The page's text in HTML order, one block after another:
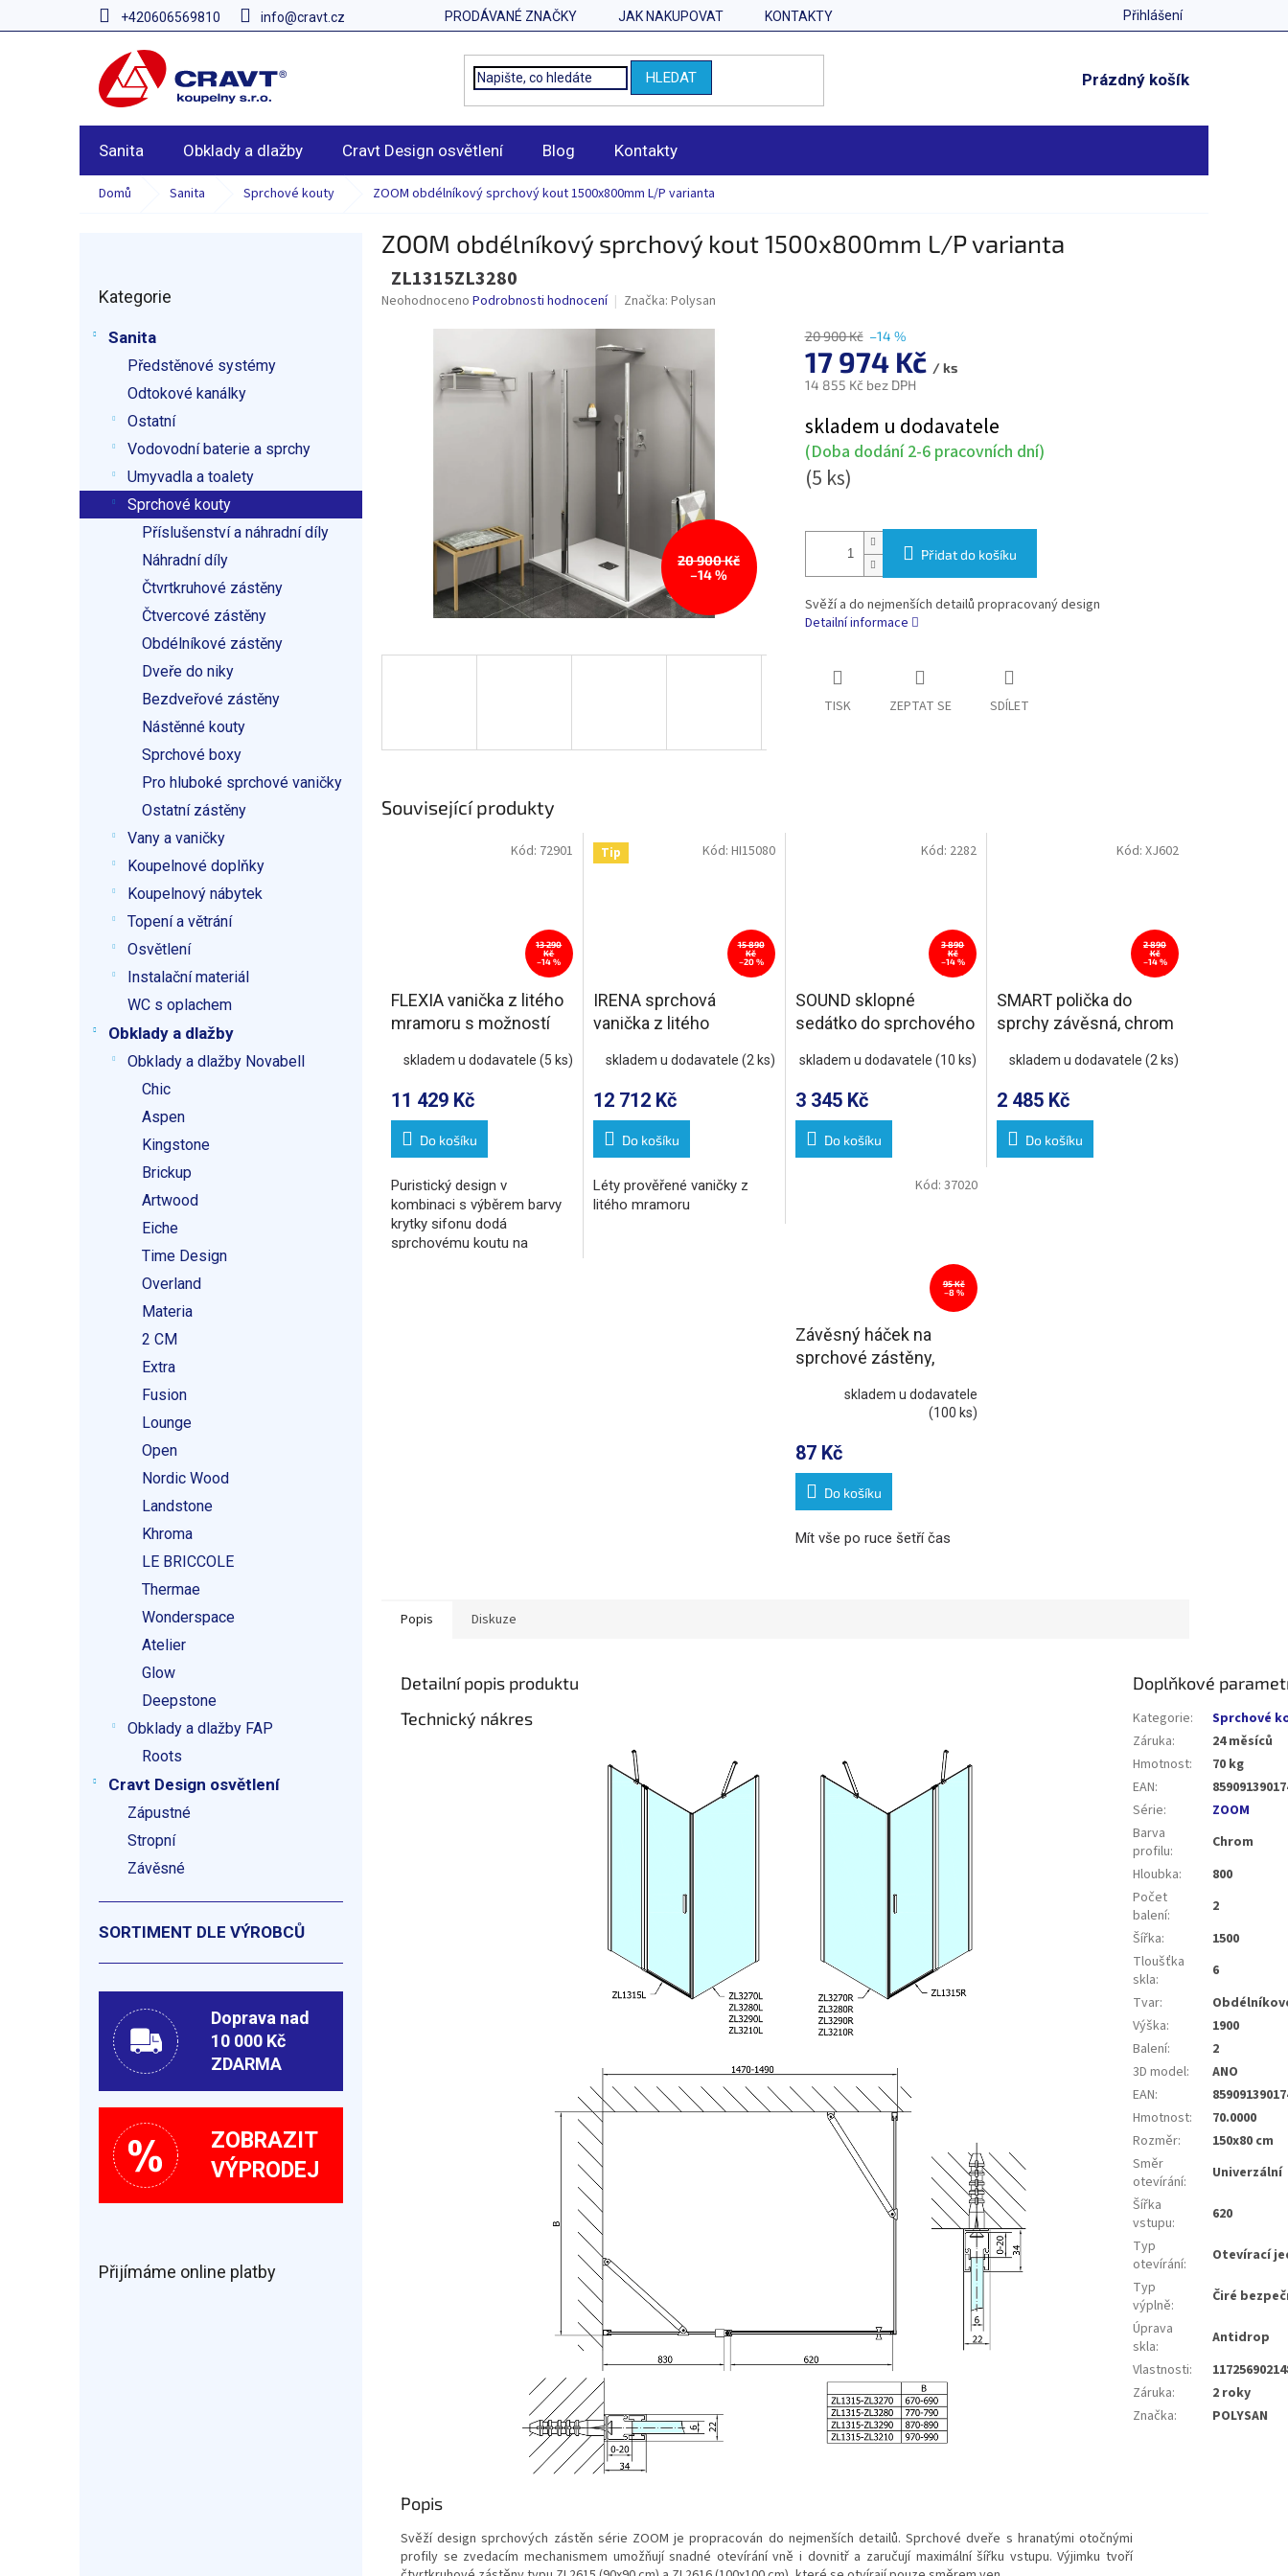
na
+420606569810 info@cravt.cz PRODÁVANÉ ZNAČKY JAK NAKUPOVAT KONTAKTY Přihlášení
HLEDAT
NÁKUPNÍ
Prázdný košík
Sanita Obklady a dlažby Cravt Design osvětlení Blog Kontakty
Domů Sanita Sprchové kouty ZOOM obdélníkový sprchový kout 1500x800mm L/P varianta
e
l
kategorie
Kategorie
Sanita
Předstěnové systémy
Odtokové kanálky
Ostatní
Vodovodní baterie a sprchy
Umyvadla a toalety
Sprchové kouty
Příslušenství a náhradní díly
Náhradní díly
Čtvrtkruhové zástěny
Čtvercové zástěny
Obdélníkové zástěny
Dveře do niky
Bezdveřové zástěny
Nástěnné kouty
Sprchové boxy
Pro hluboké sprchové vaničky
Ostatní zástěny
Vany a vaničky
Koupelnové doplňky
Koupelnový nábytek
Topení a větrání
Osvětlení
Instalační materiál
WC s oplachem
Obklady a dlažby
Obklady a dlažby Novabell
Chic
Aspen
Kingstone
Brickup
Artwood
Eiche
Time Design
Overland
Materia
2 CM
Extra
Fusion
Lounge
Open
Nordic Wood
Landstone
Khroma
LE BRICCOLE
Thermae
Wonderspace
Atelier
Glow
Deepstone
Obklady a dlažby FAP
Roots
Cravt Design osvětlení
Zápustné
Stropní
Závěsné
SORTIMENT DLE VÝROBCŮ
Doprava nad
10 000 Kč
ZDARMA
ZOBRAZIT
VÝPRODEJ
Přijímáme online platby
ZOOM obdélníkový sprchový kout 1500x800mm L/P varianta
ZL1315ZL3280
Průměrné
Neohodnoceno Podrobnosti hodnocení Značka: Polysan
20 900 Kč
–14 %
20 900 Kč –14 %
17 974 Kč / ks
14 855 Kč bez DPH
cena:
skladem u dodavatele
(Doba dodání 2-6 pracovních dní)
(5 ks)
Přidat do košíku
Svěží a do nejmenších detailů propracovaný design
Detailní informace
TISK ZEPTAT SE SDÍLET
Související produkty
13 290
Kč
–14 %
FLEXIA vanička z litého
mramoru s možností
150x80cm
skladem u dodavatele (5 ks)
11 429 Kč
Do košíku
Puristický design v
kombinaci s výběrem barvy
krytky sifonu dodá
sprchovému koutu na
Kód: 72901 Tip
15 890
Kč
–20 %
IRENA sprchová
vanička z litého
150x80cm, bílá
skladem u dodavatele (2 ks)
12 712 Kč
Do košíku
Léty prověřené vaničky z
litého mramoru
Kód: HI15080
3 890
Kč
–14 %
SOUND sklopné
sedátko do sprchového
skladem u dodavatele(10 ks)
3 345 Kč
Do košíku
Kód: 2282
2 890
Kč
–14 %
SMART polička do
sprchy závěsná, chrom
skladem u dodavatele (2 ks)
2 485 Kč
Do košíku
Kód: XJ602
95 Kč
–8 %
Závěsný háček na
sprchové zástěny,
skladem u dodavatele
(100 ks)
87 Kč
Do košíku
Mít vše po ruce šetří čas
Kód:37020
Popis Diskuze
Detailní popis produktu
Technický nákres
Popis
Svěží design sprchových zástěn série ZOOM je propracován do nejmenších detailů. Sprchové dveře s hranatými otočnými
profily se zvedacím mechanismem umožňují snadné otevírání vně i dovnitř a zaručují maximální šířku vstupu. Výjimku tvoří
Doplňkové
Kategorie:
Sprchové
Záruka:
24 měsíců
Hmotnost:
70 kg
EAN:
Série:
ZOOM
Barva
profilu:
Chrom
Hloubka:
800
Počet
balení:
2
Šířka:
1500
Tloušťka
skla:
6
Tvar:
Výška:
1900
Balení:
2
3D model:
ANO
EAN:
Hmotnost:
70.0000
Rozměr:
150x80 cm
Směr
otevírání:
Univerzální
Šířka
vstupu:
620
Typ
otevírání:
Otevírací
Typ
výplně:
Čiré
Úprava
skla:
Antidrop
Vlastnosti:
Záruka:
2 roky
Značka: POLYSAN